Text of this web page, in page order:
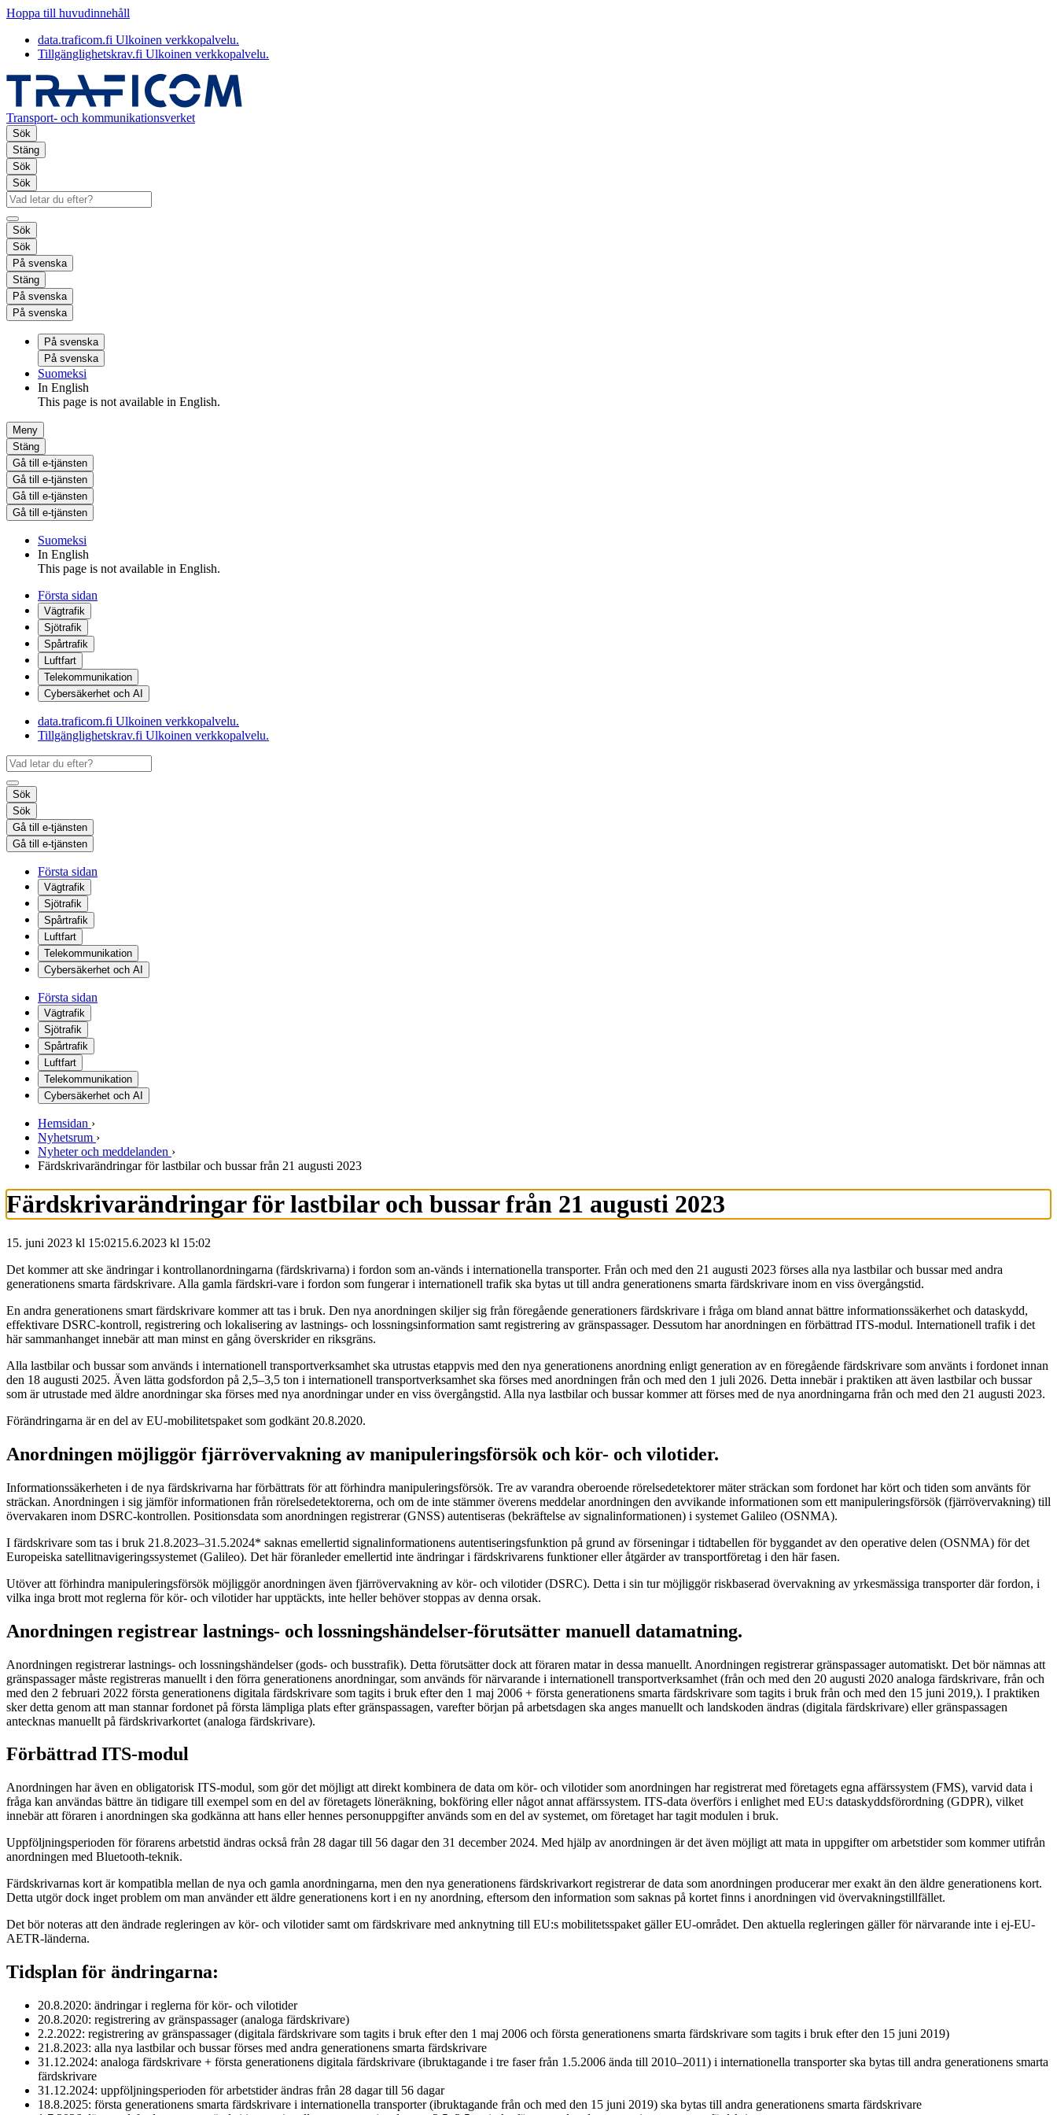
Hoppa till huvudinnehåll
data.traficom.fi Ulkoinen verkkopalvelu.
Tillgänglighetskrav.fi Ulkoinen verkkopalvelu.
Transport- och kommunikationsverket
Sök
Stäng
Sök
Sök
Sök
Sök
På svenska
Stäng
På svenska
På svenska
På svenska
På svenska
Suomeksi
In English
This page is not available in English.
Meny
Stäng
Gå till e-tjänsten
Gå till e-tjänsten
Gå till e-tjänsten
Gå till e-tjänsten
Suomeksi
In English
This page is not available in English.
Första sidan
Vägtrafik
Sjötrafik
Spårtrafik
Luftfart
Telekommunikation
Cybersäkerhet och AI
data.traficom.fi Ulkoinen verkkopalvelu.
Tillgänglighetskrav.fi Ulkoinen verkkopalvelu.
Sök
Sök
Gå till e-tjänsten
Gå till e-tjänsten
Första sidan
Vägtrafik
Sjötrafik
Spårtrafik
Luftfart
Telekommunikation
Cybersäkerhet och AI
Första sidan
Vägtrafik
Sjötrafik
Spårtrafik
Luftfart
Telekommunikation
Cybersäkerhet och AI
Hemsidan ›
Nyhetsrum ›
Nyheter och meddelanden ›
Färdskrivarändringar för lastbilar och bussar från 21 augusti 2023
Färdskrivarändringar för lastbilar och bussar från 21 augusti 2023
15. juni 2023 kl 15:0215.6.2023 kl 15:02
Det kommer att ske ändringar i kontrollanordningarna (färdskrivarna) i fordon som an-vänds i internationella transporter. Från och med den 21 augusti 2023 förses alla nya lastbilar och bussar med andra
generationens smarta färdskrivare. Alla gamla färdskri-vare i fordon som fungerar i internationell trafik ska bytas ut till andra generationens smarta färdskrivare inom en viss övergångstid.
En andra generationens smart färdskrivare kommer att tas i bruk. Den nya anordningen skiljer sig från föregående generationers färdskrivare i fråga om bland annat bättre informationssäkerhet och dataskydd,
effektivare DSRC-kontroll, registrering och lokalisering av lastnings- och lossningsinformation samt registrering av gränspassager. Dessutom har anordningen en förbättrad ITS-modul. Internationell trafik i det
här sammanhanget innebär att man minst en gång överskrider en riksgräns.
Alla lastbilar och bussar som används i internationell transportverksamhet ska utrustas etappvis med den nya generationens anordning enligt generation av en föregående färdskrivare som använts i fordonet innan
den 18 augusti 2025. Även lätta godsfordon på 2,5–3,5 ton i internationell transportverksamhet ska förses med anordningen från och med den 1 juli 2026. Detta innebär i praktiken att även lastbilar och bussar
som är utrustade med äldre anordningar ska förses med nya anordningar under en viss övergångstid. Alla nya lastbilar och bussar kommer att förses med de nya anordningarna från och med den 21 augusti 2023.
Förändringarna är en del av EU-mobilitetspaket som godkänt 20.8.2020.
Anordningen möjliggör fjärrövervakning av manipuleringsförsök och kör- och vilotider.
Informationssäkerheten i de nya färdskrivarna har förbättrats för att förhindra manipuleringsförsök. Tre av varandra oberoende rörelsedetektorer mäter sträckan som fordonet har kört och tiden som använts för
sträckan. Anordningen i sig jämför informationen från rörelsedetektorerna, och om de inte stämmer överens meddelar anordningen den avvikande informationen som ett manipuleringsförsök (fjärrövervakning) till
övervakaren inom DSRC-kontrollen. Positionsdata som anordningen registrerar (GNSS) autentiseras (bekräftelse av signalinformationen) i systemet Galileo (OSNMA).
I färdskrivare som tas i bruk 21.8.2023–31.5.2024* saknas emellertid signalinformationens autentiseringsfunktion på grund av förseningar i tidtabellen för byggandet av den operative delen (OSNMA) för det
Europeiska satellitnavigeringssystemet (Galileo). Det här föranleder emellertid inte ändringar i färdskrivarens funktioner eller åtgärder av transportföretag i den här fasen.
Utöver att förhindra manipuleringsförsök möjliggör anordningen även fjärrövervakning av kör- och vilotider (DSRC). Detta i sin tur möjliggör riskbaserad övervakning av yrkesmässiga transporter där fordon, i
vilka inga brott mot reglerna för kör- och vilotider har upptäckts, inte heller behöver stoppas av denna orsak.
Anordningen registrear lastnings- och lossningshändelser-förutsätter manuell datamatning.
Anordningen registrerar lastnings- och lossningshändelser (gods- och busstrafik). Detta förutsätter dock att föraren matar in dessa manuellt. Anordningen registrerar gränspassager automatiskt. Det bör nämnas att
gränspassager måste registreras manuellt i den förra generationens anordningar, som används för närvarande i internationell transportverksamhet (från och med den 20 augusti 2020 analoga färdskrivare, från och
med den 2 februari 2022 första generationens digitala färdskrivare som tagits i bruk efter den 1 maj 2006 + första generationens smarta färdskrivare som tagits i bruk från och med den 15 juni 2019,). I praktiken
sker detta genom att man stannar fordonet på första lämpliga plats efter gränspassagen, varefter början på arbetsdagen ska anges manuellt och landskoden ändras (digitala färdskrivare) eller gränspassagen
antecknas manuellt på färdskrivarkortet (analoga färdskrivare).
Förbättrad ITS-modul
Anordningen har även en obligatorisk ITS-modul, som gör det möjligt att direkt kombinera de data om kör- och vilotider som anordningen har registrerat med företagets egna affärssystem (FMS), varvid data i
fråga kan användas bättre än tidigare till exempel som en del av företagets löneräkning, bokföring eller något annat affärssystem. ITS-data överförs i enlighet med EU:s dataskyddsförordning (GDPR), vilket
innebär att föraren i anordningen ska godkänna att hans eller hennes personuppgifter används som en del av systemet, om företaget har tagit modulen i bruk.
Uppföljningsperioden för förarens arbetstid ändras också från 28 dagar till 56 dagar den 31 december 2024. Med hjälp av anordningen är det även möjligt att mata in uppgifter om arbetstider som kommer utifrån
anordningen med Bluetooth-teknik.
Färdskrivarnas kort är kompatibla mellan de nya och gamla anordningarna, men den nya generationens färdskrivarkort registrerar de data som anordningen producerar mer exakt än den äldre generationens kort.
Detta utgör dock inget problem om man använder ett äldre generationens kort i en ny anordning, eftersom den information som saknas på kortet finns i anordningen vid övervakningstillfället.
Det bör noteras att den ändrade regleringen av kör- och vilotider samt om färdskrivare med anknytning till EU:s mobilitetsspaket gäller EU-området. Den aktuella regleringen gäller för närvarande inte i ej-EU-
AETR-länderna.
Tidsplan för ändringarna:
20.8.2020: ändringar i reglerna för kör- och vilotider
20.8.2020: registrering av gränspassager (analoga färdskrivare)
2.2.2022: registrering av gränspassager (digitala färdskrivare som tagits i bruk efter den 1 maj 2006 och första generationens smarta färdskrivare som tagits i bruk efter den 15 juni 2019)
21.8.2023: alla nya lastbilar och bussar förses med andra generationens smarta färdskrivare
31.12.2024: analoga färdskrivare + första generationens digitala färdskrivare (ibruktagande i tre faser från 1.5.2006 ända till 2010–2011) i internationella transporter ska bytas till andra generationens smarta
färdskrivare
31.12.2024: uppföljningsperioden för arbetstider ändras från 28 dagar till 56 dagar
18.8.2025: första generationens smarta färdskrivare i internationella transporter (ibruktagande från och med den 15 juni 2019) ska bytas till andra generationens smarta färdskrivare